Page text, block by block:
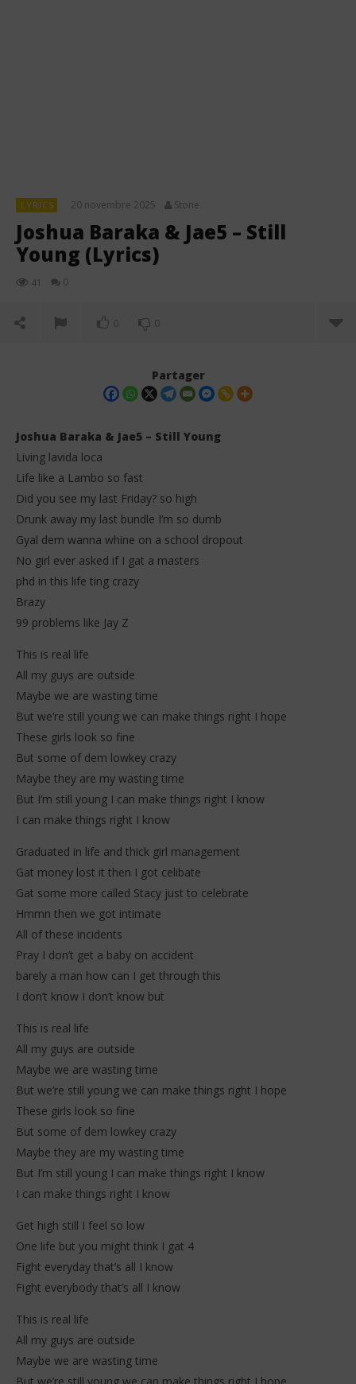
LYRICS 20 novembre 2025 Stone
Joshua Baraka & Jae5 – Still
Young (Lyrics)
41 0
0 0
NOW VIEWING
novembre
Stone
Partager
Joshua Baraka & Jae5 – Still Young
Living lavida loca
Life like a Lambo so fast
Did you see my last Friday? so high
Drunk away my last bundle I’m so dumb
Gyal dem wanna whine on a school dropout
No girl ever asked if I gat a masters
phd in this life ting crazy
Brazy
99 problems like Jay Z
This is real life
All my guys are outside
Maybe we are wasting time
But we’re still young we can make things right I hope
These girls look so fine
But some of dem lowkey crazy
Maybe they are my wasting time
But I’m still young I can make things right I know
I can make things right I know
Graduated in life and thick girl management
Gat money lost it then I got celibate
Gat some more called Stacy just to celebrate
Hmmn then we got intimate
All of these incidents
Pray I don’t get a baby on accident
barely a man how can I get through this
I don’t know I don’t know but
This is real life
All my guys are outside
Maybe we are wasting time
But we’re still young we can make things right I hope
These girls look so fine
But some of dem lowkey crazy
Maybe they are my wasting time
But I’m still young I can make things right I know
I can make things right I know
Get high still I feel so low
One life but you might think I gat 4
Fight everyday that’s all I know
Fight everybody that’s all I know
This is real life
All my guys are outside
Maybe we are wasting time